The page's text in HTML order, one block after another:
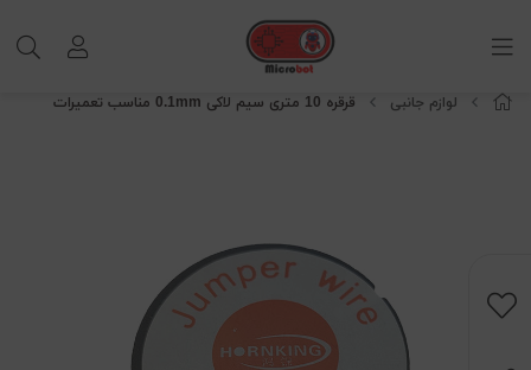
لوازم جانبی قرقره 10 متری سیم لاکی 0.1mm مناسب تعمیرات